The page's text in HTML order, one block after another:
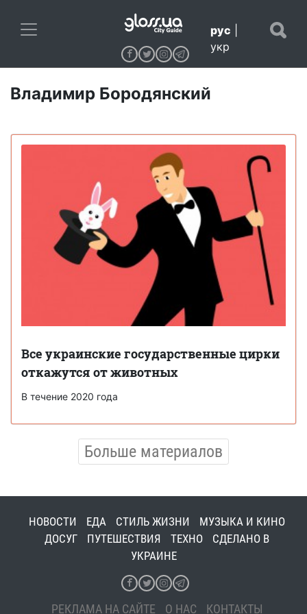
рус
укр
Владимир Бородянский
Все украинские государственные цирки
откажутся от животных
В течение 2020 года
Больше материалов
НОВОСТИ ЕДА СТИЛЬ ЖИЗНИ
МУЗЫКА И КИНО
ДОСУГ
ПУТЕШЕСТВИЯ ТЕХНО
СДЕЛАНО В
УКРАИНЕ
РЕКЛАМА НА САЙТЕ О НАС КОНТАКТЫ